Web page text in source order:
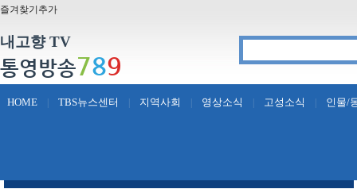
즐겨찾기추가
내고향 TV
통영방송789
HOME TBS뉴스센터 지역사회 영상소식 고성소식 인물/